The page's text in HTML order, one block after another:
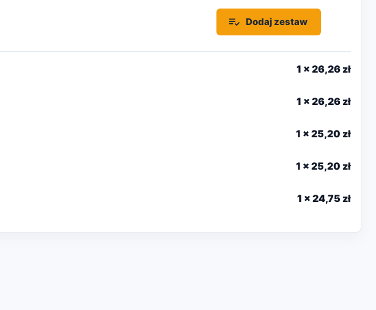
Dodaj zestaw
1 x 26,26 zł
1 x 26,26 zł
1 x 25,20 zł
1 x 25,20 zł
1 x 24,75 zł